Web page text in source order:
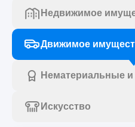
Недвижимое
Движимое
Нематериальные
Искусство